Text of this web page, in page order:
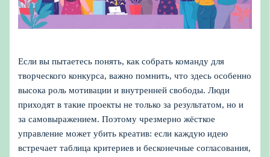
Если вы пытаетесь понять, как собрать команду для
творческого конкурса, важно помнить, что здесь особенно
высока роль мотивации и внутренней свободы. Люди
приходят в такие проекты не только за результатом, но и
за самовыражением. Поэтому чрезмерно жёсткое
управление может убить креатив: если каждую идею
встречает таблица критериев и бесконечные согласования,